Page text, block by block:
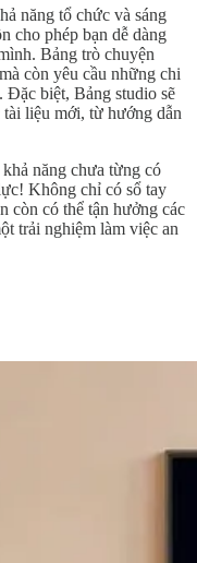
năng tổ chức và sáng
cho phép bạn dễ dàng
Bảng trò chuyện
còn yêu cầu những chi
Đặc biệt, Bảng studio sẽ
liệu mới, từ hướng dẫn
năng chưa từng có
Không chỉ có sổ tay
còn có thể tận hưởng các
trải nghiệm làm việc an